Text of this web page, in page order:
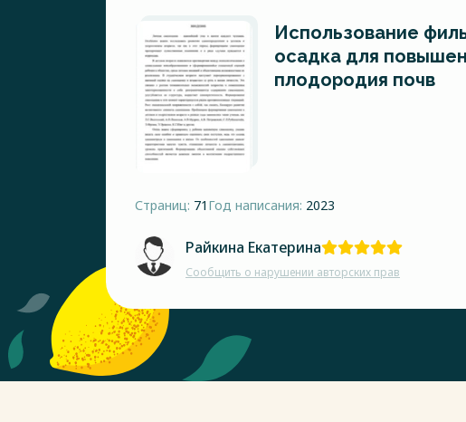
Использование
осадка для
плодородия почв
Страниц: 71 Год написания: 2023
Райкина Екатерина
Сообщить о нарушении авторских прав